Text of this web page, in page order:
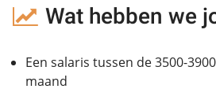
Wat hebben we
Een salaris tussen de 3500-
maand